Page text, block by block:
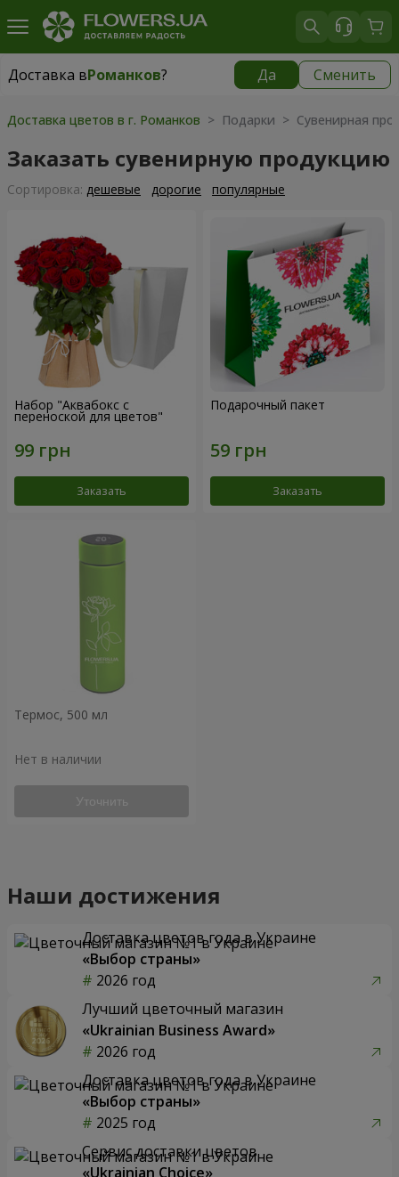
Доставка вРоманков? Да Сменить
Доставка вРоманков|
Доставка цветов в г. Романков > Подарки > Сувенирная
Заказать сувенирную продукцию
Cортировка: дешевые дорогие популярные
Набор "Аквабокс с
переноской для цветов"
Заказать
Подарочный пакет
Заказать
Термос, 500 мл
Нет в наличии
Уточнить
Наши достижения
Доставка цветов года в Украине
«Выбор страны»
2026 год
Лучший цветочный магазин
«Ukrainian Business Award»
2026 год
Доставка цветов года в Украине
«Выбор страны»
2025 год
Сервис доставки цветов
«Ukrainian Choice»